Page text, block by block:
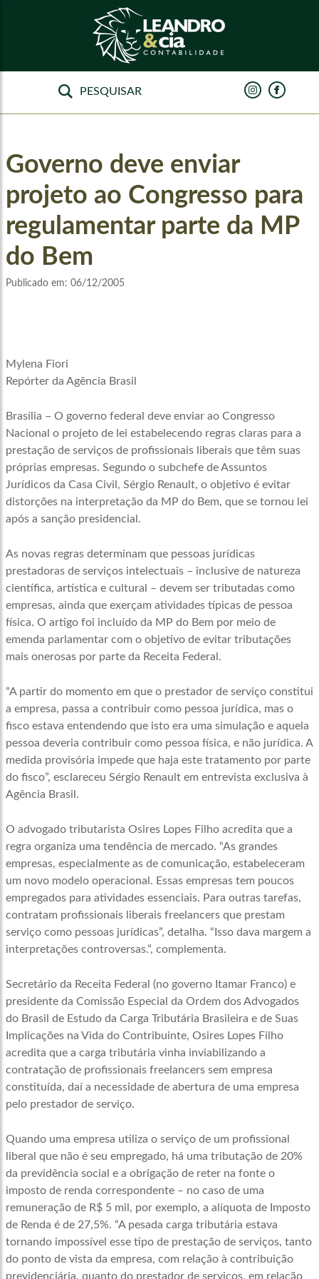
Governo deve enviar
projeto ao Congresso para
regulamentar parte da MP
do Bem
Publicado em: 06/12/2005
Mylena Fiori
Repórter da Agência Brasil
Brasília – O governo federal deve enviar ao Congresso
Nacional o projeto de lei estabelecendo regras claras para a
prestação de serviços de profissionais liberais que têm suas
próprias empresas. Segundo o subchefe de Assuntos
Jurídicos da Casa Civil, Sérgio Renault, o objetivo é evitar
distorções na interpretação da MP do Bem, que se tornou lei
após a sanção presidencial.
As novas regras determinam que pessoas jurídicas
prestadoras de serviços intelectuais – inclusive de natureza
científica, artística e cultural – devem ser tributadas como
empresas, ainda que exerçam atividades típicas de pessoa
física. O artigo foi incluído da MP do Bem por meio de
emenda parlamentar com o objetivo de evitar tributações
mais onerosas por parte da Receita Federal.
“A partir do momento em que o prestador de serviço constitui
a empresa, passa a contribuir como pessoa jurídica, mas o
fisco estava entendendo que isto era uma simulação e aquela
pessoa deveria contribuir como pessoa física, e não jurídica. A
medida provisória impede que haja este tratamento por parte
do fisco”, esclareceu Sérgio Renault em entrevista exclusiva à
Agência Brasil.
O advogado tributarista Osires Lopes Filho acredita que a
regra organiza uma tendência de mercado. “As grandes
empresas, especialmente as de comunicação, estabeleceram
um novo modelo operacional. Essas empresas tem poucos
empregados para atividades essenciais. Para outras tarefas,
contratam profissionais liberais freelancers que prestam
serviço como pessoas jurídicas”, detalha. “Isso dava margem a
interpretações controversas.”, complementa.
Secretário da Receita Federal (no governo Itamar Franco) e
presidente da Comissão Especial da Ordem dos Advogados
do Brasil de Estudo da Carga Tributária Brasileira e de Suas
Implicações na Vida do Contribuinte, Osires Lopes Filho
acredita que a carga tributária vinha inviabilizando a
contratação de profissionais freelancers sem empresa
constituída, daí a necessidade de abertura de uma empresa
pelo prestador de serviço.
Quando uma empresa utiliza o serviço de um profissional
liberal que não é seu empregado, há uma tributação de 20%
da previdência social e a obrigação de reter na fonte o
imposto de renda correspondente – no caso de uma
remuneração de R$ 5 mil, por exemplo, a alíquota de Imposto
de Renda é de 27,5%. “A pesada carga tributária estava
tornando impossível esse tipo de prestação de serviços, tanto
do ponto de vista da empresa, com relação à contribuição
previdenciária, quanto do prestador de serviços, em relação